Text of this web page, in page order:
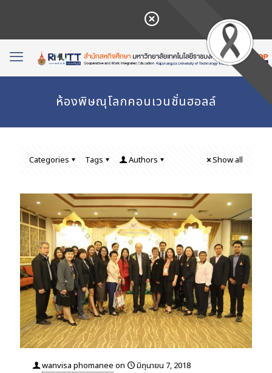
ห้องพิษณุโลกคอนเวนชั่นฮอลล์
Categories Tags Authors Show all
wanvisa phomanee on
มิถุนายน 7, 2018